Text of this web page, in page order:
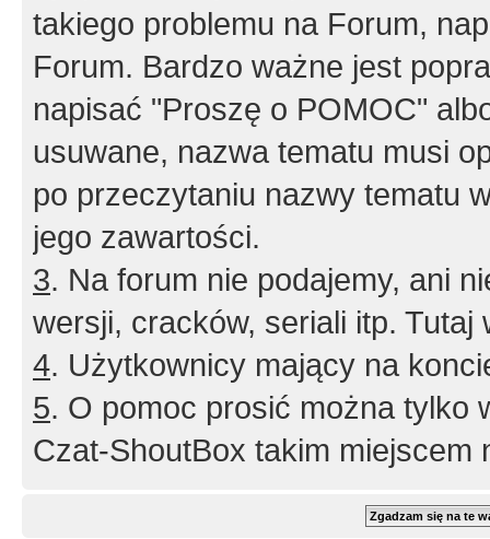
takiego problemu na Forum,
Forum. Bardzo ważne jest
napisać "Proszę o POMOC"
usuwane, nazwa tematu musi
po przeczytaniu nazwy tematu
jego zawartości.
3. Na forum nie podajemy, ani
wersji, cracków, seriali itp. Tutaj
4. Użytkownicy mający na
5. O pomoc prosić można tylko
Czat-ShoutBox takim miejscem